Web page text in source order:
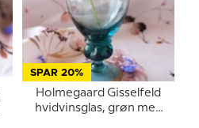
SPAR 20%
Holmegaard Gisselfeld
hvidvinsglas, grøn med